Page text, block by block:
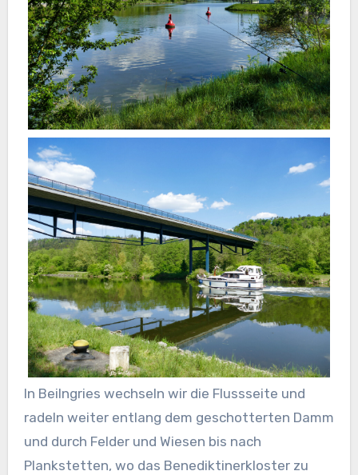
In Beilngries wechseln wir die Flussseite und
radeln weiter entlang dem geschotterten Damm
und durch Felder und Wiesen bis nach
Plankstetten, wo das Benediktinerkloster zu